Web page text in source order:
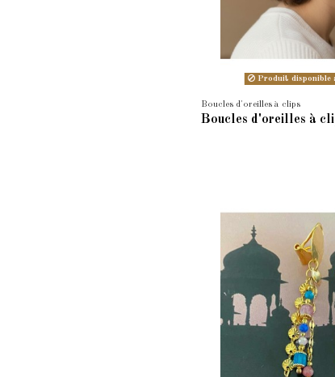
Produit disponible
Boucles d'oreilles à clips
Boucles d'oreilles à